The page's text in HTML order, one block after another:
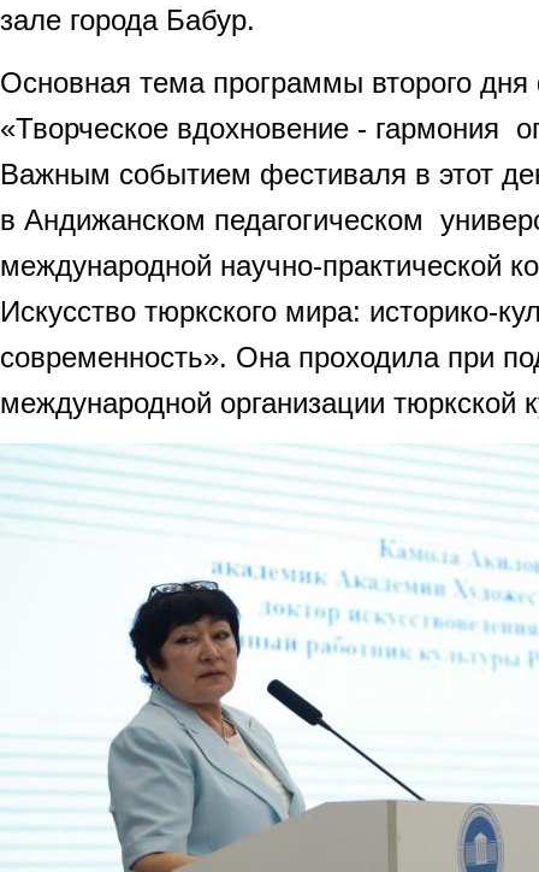
зале города Бабур.
Основная тема программы второго
«Творческое вдохновение - гармония
Важным событием фестиваля в этот
в Андижанском педагогическом
международной научно-практической
Искусство тюркского мира: историко-
современность». Она проходила при
международной организации тюркской